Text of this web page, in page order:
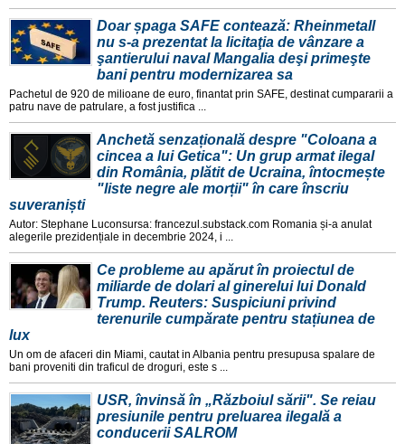
Doar șpaga SAFE contează: Rheinmetall
nu s-a prezentat la licitaţia de vânzare a
şantierului naval Mangalia deşi primeşte
bani pentru modernizarea sa
Pachetul de 920 de milioane de euro, finantat prin SAFE, destinat cumpararii a
patru nave de patrulare, a fost justifica ...
Anchetă senzațională despre "Coloana a
cincea a lui Getica": Un grup armat ilegal
din România, plătit de Ucraina, întocmește
"liste negre ale morții" în care înscriu
suveraniști
Autor: Stephane Luconsursa: francezul.substack.com Romania și-a anulat
alegerile prezidențiale in decembrie 2024, i ...
Ce probleme au apărut în proiectul de
miliarde de dolari al ginerelui lui Donald
Trump. Reuters: Suspiciuni privind
terenurile cumpărate pentru stațiunea de
lux
Un om de afaceri din Miami, cautat in Albania pentru presupusa spalare de
bani proveniti din traficul de droguri, este s ...
USR, învinsă în „Războiul sării". Se reiau
presiunile pentru preluarea ilegală a
conducerii SALROM